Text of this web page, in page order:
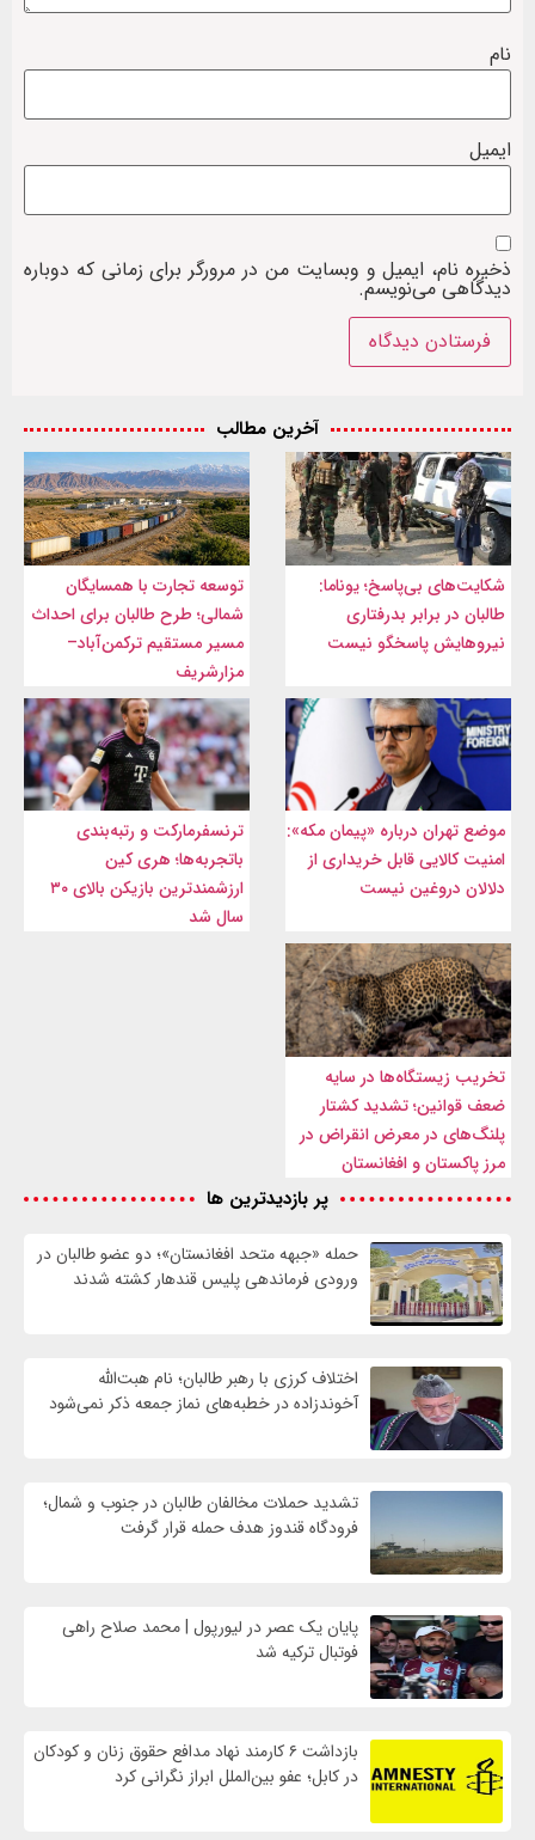
نام
ایمیل
ذخیره نام، ایمیل و وبسایت من در مرورگر برای زمانی که دوباره
دیدگاهی می‌نویسم.
آخرین مطالب
شکایت‌های بی‌پاسخ؛ یوناما:
طالبان در برابر بدرفتاری
نیروهایش پاسخگو نیست
توسعه تجارت با همسایگان
شمالی؛ طرح طالبان برای احداث
مسیر مستقیم ترکمن‌آباد–
مزارشریف
موضع تهران درباره «پیمان مکه»:
امنیت کالایی قابل خریداری از
دلالان دروغین نیست
ترنسفرمارکت و رتبه‌بندی
باتجربه‌ها؛ هری کین
ارزشمندترین بازیکن بالای ۳۰
سال شد
تخریب زیستگاه‌ها در سایه
ضعف قوانین؛ تشدید کشتار
پلنگ‌های در معرض انقراض در
مرز پاکستان و افغانستان
پر بازدیدترین ها
حمله «جبهه متحد افغانستان»؛ دو عضو طالبان در
ورودی فرماندهی پلیس قندهار کشته شدند
اختلاف کرزی با رهبر طالبان؛ نام هبت‌الله
آخوندزاده در خطبه‌های نماز جمعه ذکر نمی‌شود
تشدید حملات مخالفان طالبان در جنوب و شمال؛
فرودگاه قندوز هدف حمله قرار گرفت
پایان یک عصر در لیورپول | محمد صلاح راهی
فوتبال ترکیه شد
بازداشت ۶ کارمند نهاد مدافع حقوق زنان و کودکان
در کابل؛ عفو بین‌الملل ابراز نگرانی کرد